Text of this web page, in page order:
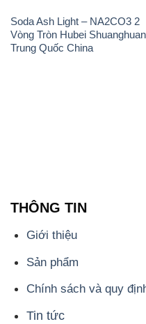
Soda Ash Light – NA2CO3 2
Vòng Tròn Hubei Shuanghuan
Trung Quốc China
THÔNG TIN
Giới thiệu
Sản phẩm
Chính sách và quy
Tin tức